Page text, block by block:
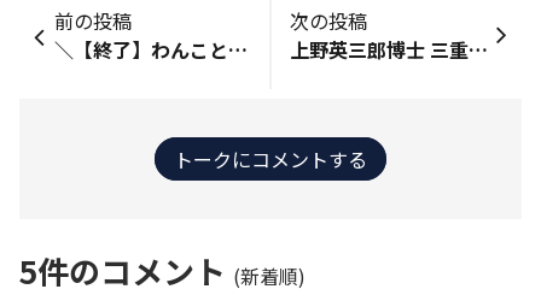
前の投稿
＼【終了】わんこと楽しむ秋の味覚🐶／ 秋の味覚といえば、皆さんどんな食べ物を想像しますか？🍽️ さつまいも、栗、きのこ、柿などなど…美味しいものが盛り沢山😋 わんこも一緒にその楽しみを共有できたら素敵ですよね🐶 わんこが食べられる秋の味覚、みなさんは何を選んでいますか？ コメントでおすすめの食材を教えていただけると嬉しいです！ わんこも家族も、一緒に秋を楽しみましょう🐾 コメントをいただいた方には「金のHonda WAIGAYA BASEの秋バッジ」、コメントに対していいねをしていただいた方には、「銀の Honda WAIGAYA BASEの秋バッジ」をプレゼントいたします🙌 期間は11月30日まで！ 詳しくはこちら▽ https://waigaya-base.honda.co.jp/announcements/cjer33gxlskbv3ez ーーー Honda Dog公式サイトでは、わんこが食べられる食材と、与える際の注意点をご紹介しております💡 ぜひご活用くださいね👀 詳しくはこちら▽ ・犬が食べても良い野菜・ダメな野菜。気になる栄養素や正しい与え方 https://www.honda.co.jp/dog/useful/yasai/ ・犬はサツマイモを食べても平気なの？おいしいけれど、ちょっと注意！ https://www.honda.co.jp/dog/useful/sweetpotato/ ・犬はとうもろこしを食べても大丈夫？量や与え方に注意！ https://www.honda.co.jp/dog/useful/corn/ 素敵な投稿は「Honda Dog公式X(旧Twitter)」で紹介されるかも…！ ▽ Honda Dog公式X(旧Twitter) ▽ https://twitter.com/Honda_Dog_JP 皆さまのご投稿をお待ちしております😊
次の投稿
上野英三郎博士 三重県津市久居元町ご出身 ぼくの大好きなご主人様だワン！
トークにコメントする
5件のコメント (新着順)